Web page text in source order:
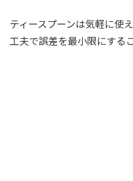
ティースプーンは気軽に使
工夫で誤差を最小限にする